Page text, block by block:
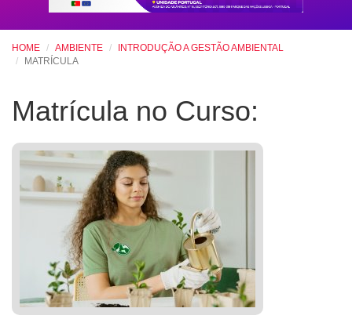
HOME AMBIENTE
INTRODUÇÃO A GESTÃO AMBIENTAL
MATRÍCULA
Matrícula no Curso: